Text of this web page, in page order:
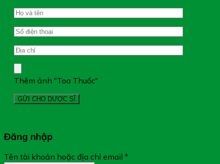
Thêm ảnh "Toa Thuốc"
Đăng nhập
Tên tài khoản hoặc địa chỉ email *